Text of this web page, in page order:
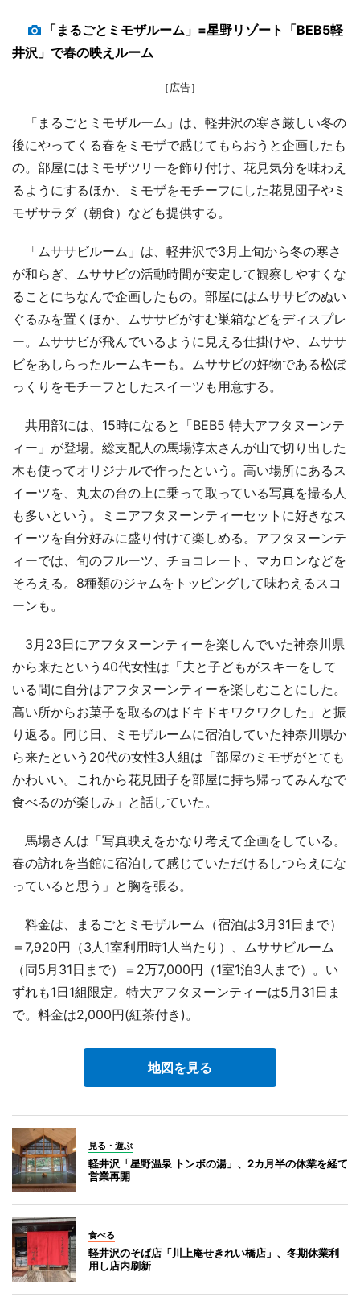
「まるごとミモザルーム」=星野リゾート「BEB5軽
井沢」で春の映えルーム
［広告］
「まるごとミモザルーム」は、軽井沢の寒さ厳しい冬の
後にやってくる春をミモザで感じてもらおうと企画したも
の。部屋にはミモザツリーを飾り付け、花見気分を味わえ
るようにするほか、ミモザをモチーフにした花見団子やミ
モザサラダ（朝食）なども提供する。
「ムササビルーム」は、軽井沢で3月上旬から冬の寒さ
が和らぎ、ムササビの活動時間が安定して観察しやすくな
ることにちなんで企画したもの。部屋にはムササビのぬい
ぐるみを置くほか、ムササビがすむ巣箱などをディスプレ
ー。ムササビが飛んでいるように見える仕掛けや、ムササ
ビをあしらったルームキーも。ムササビの好物である松ぼ
っくりをモチーフとしたスイーツも用意する。
共用部には、15時になると「BEB5 特大アフタヌーンテ
ィー」が登場。総支配人の馬場淳太さんが山で切り出した
木も使ってオリジナルで作ったという。高い場所にあるス
イーツを、丸太の台の上に乗って取っている写真を撮る人
も多いという。ミニアフタヌーンティーセットに好きなス
イーツを自分好みに盛り付けて楽しめる。アフタヌーンテ
ィーでは、旬のフルーツ、チョコレート、マカロンなどを
そろえる。8種類のジャムをトッピングして味わえるスコ
ーンも。
3月23日にアフタヌーンティーを楽しんでいた神奈川県
から来たという40代女性は「夫と子どもがスキーをして
いる間に自分はアフタヌーンティーを楽しむことにした。
高い所からお菓子を取るのはドキドキワクワクした」と振
り返る。同じ日、ミモザルームに宿泊していた神奈川県か
ら来たという20代の女性3人組は「部屋のミモザがとても
かわいい。これから花見団子を部屋に持ち帰ってみんなで
食べるのが楽しみ」と話していた。
馬場さんは「写真映えをかなり考えて企画をしている。
春の訪れを当館に宿泊して感じていただけるしつらえにな
っていると思う」と胸を張る。
料金は、まるごとミモザルーム（宿泊は3月31日まで）
＝7,920円（3人1室利用時1人当たり）、ムササビルーム
（同5月31日まで）＝2万7,000円（1室1泊3人まで）。い
ずれも1日1組限定。特大アフタヌーンティーは5月31日ま
で。料金は2,000円(紅茶付き)。
地図を見る
見る・遊ぶ
軽井沢「星野温泉 トンボの湯」、2カ月半の休業を経て
営業再開
食べる
軽井沢のそば店「川上庵せきれい橋店」、冬期休業利
用し店内刷新